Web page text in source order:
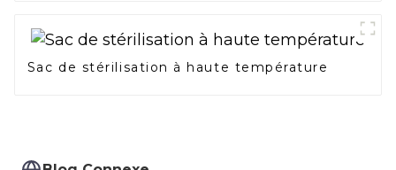
Sac de stérilisation à haute température